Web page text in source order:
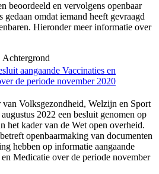
beoordeeld en vervolgens openbaar
omdat iemand heeft gevraagd
Hieronder meer informatie over
Achtergrond
aangaande Vaccinaties en
de periode november 2020
van Volksgezondheid, Welzijn en Sport
2022 een besluit genomen op
het kader van de Wet open overheid.
openbaarmaking van documenten
hebben op informatie aangaande
Medicatie over de periode november